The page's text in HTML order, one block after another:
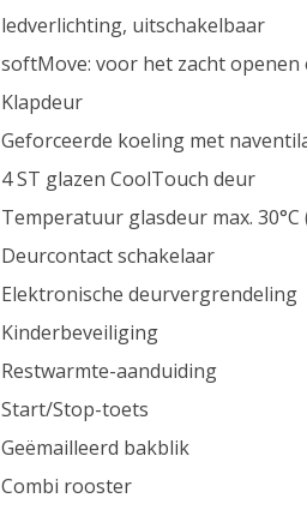
ledverlichting, uitschakelbaar
softMove: voor het zacht openen
Klapdeur
Geforceerde koeling met
4 ST glazen CoolTouch deur
Temperatuur glasdeur max. 30°C
Deurcontact schakelaar
Elektronische deurvergrendeling
Kinderbeveiliging
Restwarmte-aanduiding
Start/Stop-toets
Geëmailleerd bakblik
Combi rooster